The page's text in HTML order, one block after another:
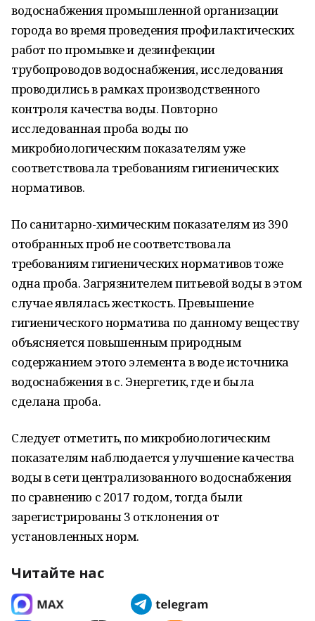
водоснабжения промышленной организации
города во время проведения профилактических
работ по промывке и дезинфекции
трубопроводов водоснабжения, исследования
проводились в рамках производственного
контроля качества воды. Повторно
исследованная проба воды по
микробиологическим показателям уже
соответствовала требованиям гигиенических
нормативов.
По санитарно-химическим показателям из 390
отобранных проб не соответствовала
требованиям гигиенических нормативов тоже
одна проба. Загрязнителем питьевой воды в этом
случае являлась жесткость. Превышение
гигиенического норматива по данному веществу
объясняется повышенным природным
содержанием этого элемента в воде источника
водоснабжения в с. Энергетик, где и была
сделана проба.
Следует отметить, по микробиологическим
показателям наблюдается улучшение качества
воды в сети централизованного водоснабжения
по сравнению с 2017 годом, тогда были
зарегистрированы 3 отклонения от
установленных норм.
Читайте нас